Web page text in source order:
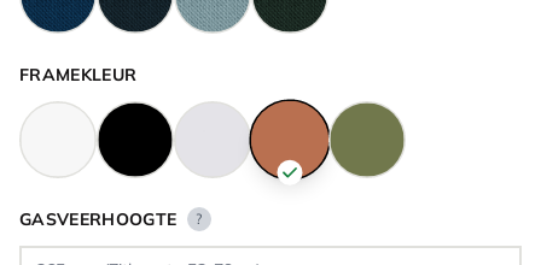
FRAMEKLEUR
GASVEERHOOGTE ?